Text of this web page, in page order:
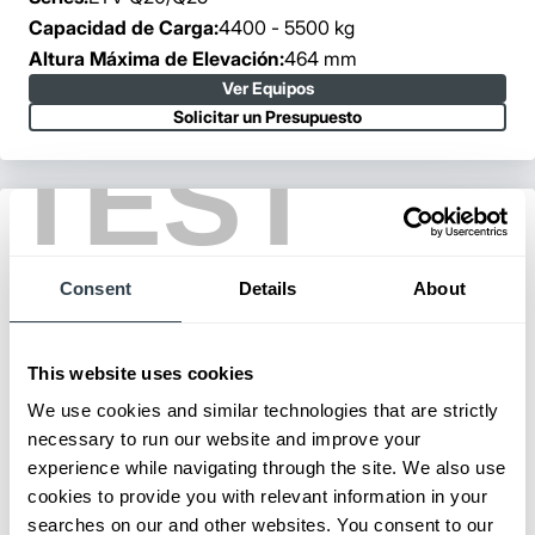
TEST
Consent Details About
This website uses cookies
We use cookies and similar technologies that are strictly
necessary to run our website and improve your
experience while navigating through the site. We also use
cookies to provide you with relevant information in your
searches on our and other websites. You consent to our
Capacidad de Carga:4400 - 5500 kg
Altura Máxima de Elevación:464 mm
Ver Equipos
Solicitar un Presupuesto